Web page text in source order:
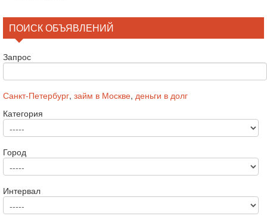
ПОИСК ОБЪЯВЛЕНИЙ
Запрос
Санкт-Петербург, займ в Москве, деньги в долг
Категория
Город
Интервал